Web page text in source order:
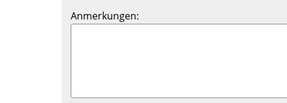
Anmerkungen: